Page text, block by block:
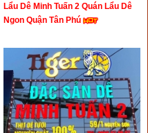
Lẩu Dê Minh Tuấn 2 Quán Lẩu Dê
Ngon Quận Tân Phú